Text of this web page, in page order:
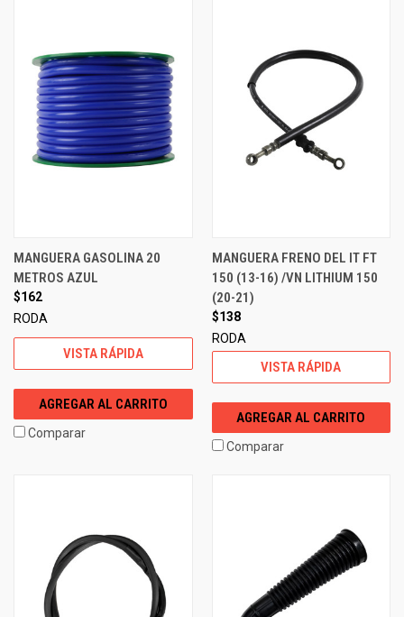
MANGUERA GASOLINA 20
METROS AZUL
$162
RODA
VISTA RÁPIDA
AGREGAR AL CARRITO
Comparar
MANGUERA FRENO DEL IT FT
150 (13-16) /VN LITHIUM 150
(20-21)
$138
RODA
VISTA RÁPIDA
AGREGAR AL CARRITO
Comparar